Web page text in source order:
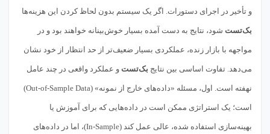
و تأخیر در اجرای دستورات. اگر یک سیستم بدون لحاظ کردن این هزینه‌ها
بک‌تست شود، نتایج به دست آمده بسیار خوش‌بینانه خواهند بود و در
مواجهه با بازار زنده، عملکردی بسیار ضعیف‌تر از حد انتظار از خود نشان
می‌دهد. تفاوت اساسی بین نتایج بک‌تست و عملکرد واقعی در چند عامل
نهفته است. اول، مسئله «داده‌های خارج از نمونه» (Out-of-Sample Data)
است؛ یک استراتژی ممکن است در داده‌هایی که برای آموزش یا
بهینه‌سازی استفاده شده، عالی عمل کند (In-Sample)، اما در داده‌های